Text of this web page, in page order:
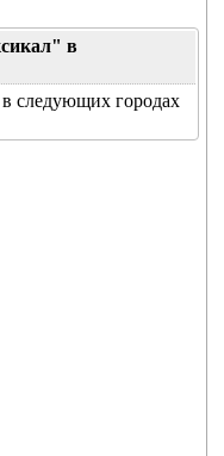
в
следующих городах